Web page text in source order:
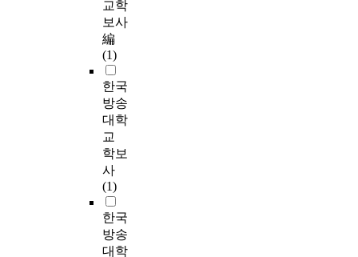
교학
보사
編
(1)
한국
방송
대학
교
학보
사
(1)
한국
방송
대학